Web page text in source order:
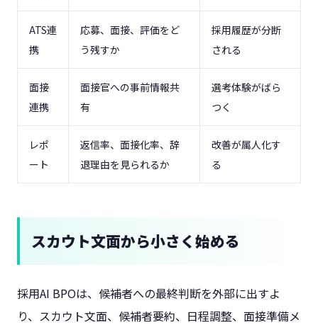
ATS連
携
応募、面接、評価をど
う残すか
採用履歴が分断
される
面接
連携
面接官への事前情報共
有
選考体験がばら
つく
レポ
ート
返信率、面接化率、辞
退理由を見られるか
改善が属人化す
る
スカウト文面から小さく始める
採用AI BPOは、候補者への最終判断を外部に出すよ
り、スカウト文面、候補者要約、日程調整、面接準備メ